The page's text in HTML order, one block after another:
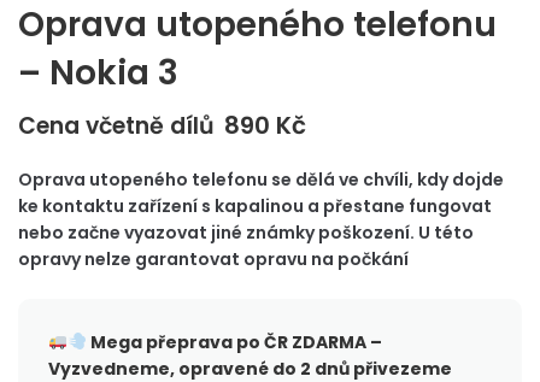
Oprava utopeného telefonu
– Nokia 3
Cena včetně dílů 890 Kč
Oprava utopeného telefonu se dělá ve chvíli, kdy dojde
ke kontaktu zařízení s kapalinou a přestane fungovat
nebo začne vyazovat jiné známky poškození. U této
opravy nelze garantovat opravu na počkání
Mega přeprava po ČRZDARMA –
Vyzvedneme, opravené do 2 dnů přivezeme